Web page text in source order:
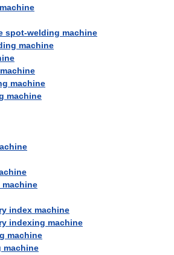
spot-welding machine
machine
machine
machine
machine
index machine
indexing machine
machine
machine